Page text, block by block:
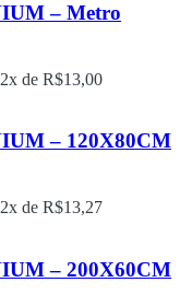
– Metro
de R$13,00
– 120X80CM
de R$13,27
– 200X60CM